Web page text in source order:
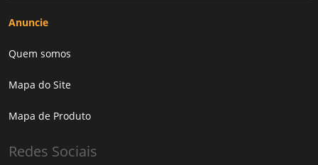
Anuncie
Quem somos
Mapa do Site
Mapa de Produto
Redes Sociais